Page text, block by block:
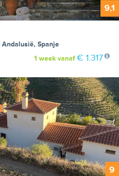
9,1
Andalusië, Spanje
1 weekvanaf € 1.317
9